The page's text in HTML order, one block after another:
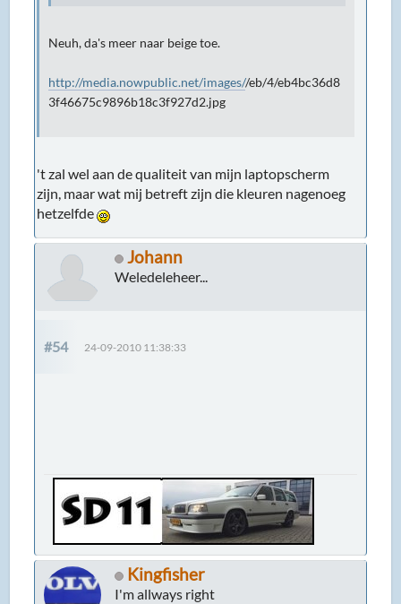
Neuh, da's meer naar beige toe.
http://media.nowpublic.net/images//eb/4/eb4bc36d8
3f46675c9896b18c3f927d2.jpg
't zal wel aan de qualiteit van mijn laptopscherm
zijn, maar wat mij betreft zijn die kleuren nagenoeg
hetzelfde
Johann
Weledeleheer...
#54 24-09-2010 11:38:33
Kingfisher
I'm allways right